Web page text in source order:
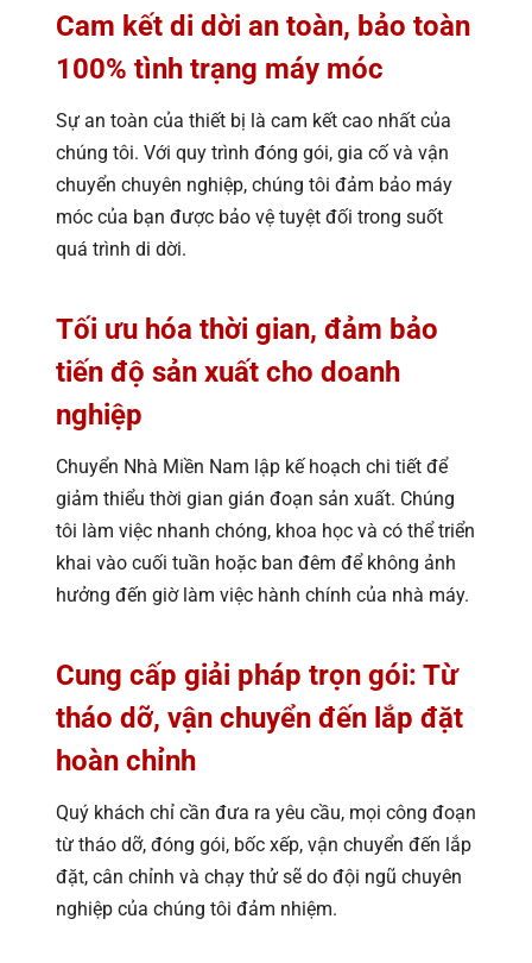
Cam kết di dời an toàn, bảo toàn
100% tình trạng máy móc
Sự an toàn của thiết bị là cam kết cao nhất của
chúng tôi. Với quy trình đóng gói, gia cố và vận
chuyển chuyên nghiệp, chúng tôi đảm bảo máy
móc của bạn được bảo vệ tuyệt đối trong suốt
quá trình di dời.
Tối ưu hóa thời gian, đảm bảo
tiến độ sản xuất cho doanh
nghiệp
Chuyển Nhà Miền Nam lập kế hoạch chi tiết để
giảm thiểu thời gian gián đoạn sản xuất. Chúng
tôi làm việc nhanh chóng, khoa học và có thể triển
khai vào cuối tuần hoặc ban đêm để không ảnh
hưởng đến giờ làm việc hành chính của nhà máy.
Cung cấp giải pháp trọn gói: Từ
tháo dỡ, vận chuyển đến lắp đặt
hoàn chỉnh
Quý khách chỉ cần đưa ra yêu cầu, mọi công đoạn
từ tháo dỡ, đóng gói, bốc xếp, vận chuyển đến lắp
đặt, cân chỉnh và chạy thử sẽ do đội ngũ chuyên
nghiệp của chúng tôi đảm nhiệm.